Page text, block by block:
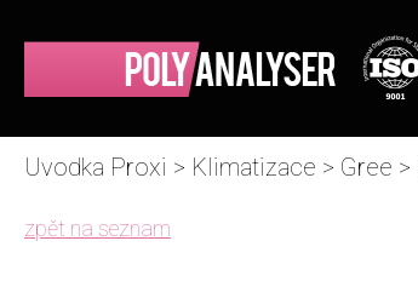
Uvodka Proxi > Klimatizace > Gree >
zpět na seznam